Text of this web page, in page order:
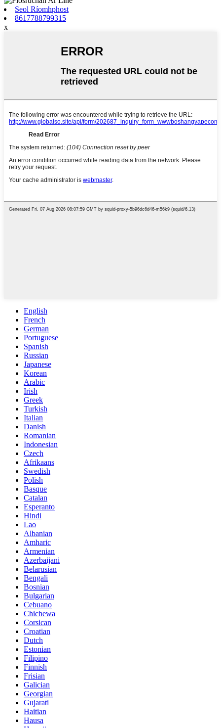
Seol Ríomhphost
8617788799315
x
English
French
German
Portuguese
Spanish
Russian
Japanese
Korean
Arabic
Irish
Greek
Turkish
Italian
Danish
Romanian
Indonesian
Czech
Afrikaans
Swedish
Polish
Basque
Catalan
Esperanto
Hindi
Lao
Albanian
Amharic
Armenian
Azerbaijani
Belarusian
Bengali
Bosnian
Bulgarian
Cebuano
Chichewa
Corsican
Croatian
Dutch
Estonian
Filipino
Finnish
Frisian
Galician
Georgian
Gujarati
Haitian
Hausa